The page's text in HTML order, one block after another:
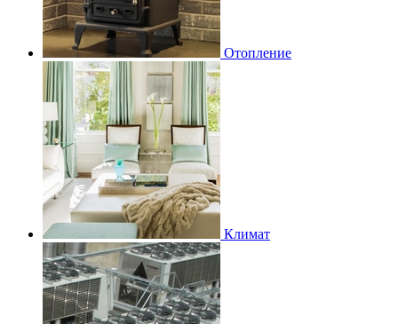
Отопление
Климат